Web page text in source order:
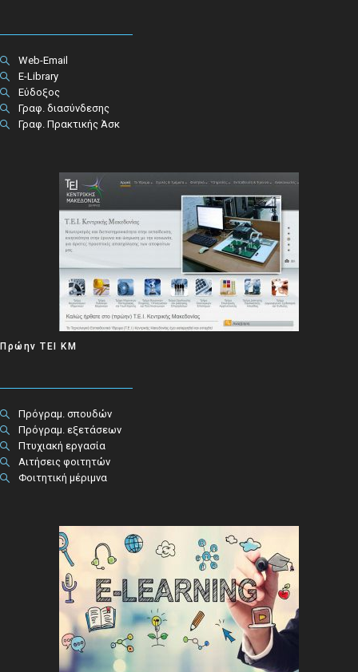
Web-Email
E-Library
Εύδοξος
Γραφ. διασύνδεσης
Γραφ. Πρακτικής Άσκ
Πρώην ΤΕΙ ΚΜ
Πρόγραμ. σπουδών
Πρόγραμ. εξετάσεων
Πτυχιακή εργασία
Αιτήσεις φοιτητών
Φοιτητική μέριμνα